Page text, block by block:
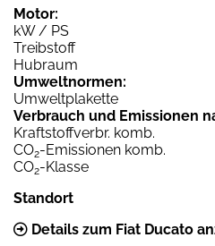
Motor:
kW / PS
Treibstoff
Hubraum
Umweltnormen:
Umweltplakette
Verbrauch und Emissionen
Kraftstoffverbr. komb.
CO2-Emissionen komb.
CO2-Klasse
Standort
Details zum Fiat Ducato